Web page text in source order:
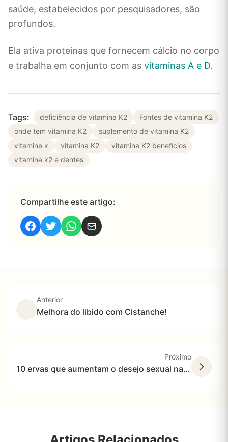
saúde, estabelecidos por pesquisadores, são
profundos.
Ela ativa proteínas que fornecem cálcio no corpo
e trabalha em conjunto com as vitaminas A e D.
Tags: deficiência de vitamina K2
Fontes de vitamina K2
onde tem vitamina K2
suplemento de vitamina K2
vitamina k
vitamina K2
vitamina K2 benefícios
vitamina k2 e dentes
Compartilhe este artigo:
Anterior
Melhora do libido com Cistanche!
Próximo
10 ervas que aumentam o desejo sexual naturalmente